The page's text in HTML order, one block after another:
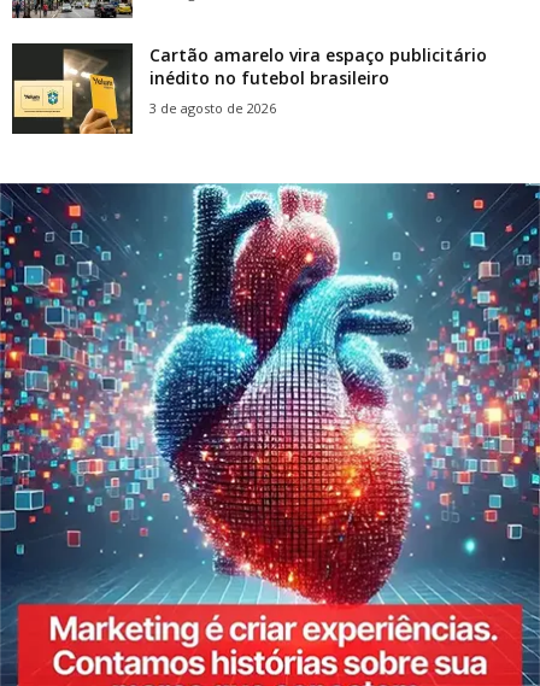
Cartão amarelo vira espaço publicitário
inédito no futebol brasileiro
3 de agosto de 2026